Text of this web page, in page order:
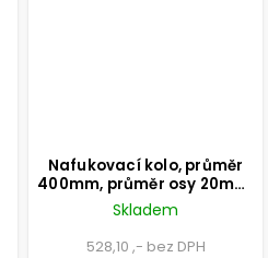
Nafukovací kolo, průměr
400mm, průměr osy 20mm,
nosnost 200kg
Skladem
528,10 ,- bez DPH